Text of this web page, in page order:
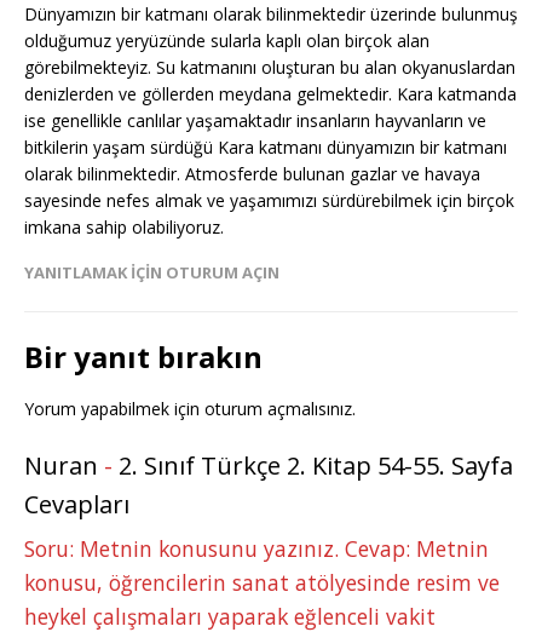
Dünyamızın bir katmanı olarak bilinmektedir üzerinde bulunmuş
olduğumuz yeryüzünde sularla kaplı olan birçok alan
görebilmekteyiz. Su katmanını oluşturan bu alan okyanuslardan
denizlerden ve göllerden meydana gelmektedir. Kara katmanda
ise genellikle canlılar yaşamaktadır insanların hayvanların ve
bitkilerin yaşam sürdüğü Kara katmanı dünyamızın bir katmanı
olarak bilinmektedir. Atmosferde bulunan gazlar ve havaya
sayesinde nefes almak ve yaşamımızı sürdürebilmek için birçok
imkana sahip olabiliyoruz.
YANITLAMAK IÇIN OTURUM AÇIN
Bir yanıt bırakın
Yorum yapabilmek için oturum açmalısınız.
Nuran - 2. Sınıf Türkçe 2. Kitap 54-55. Sayfa
Cevapları
Soru: Metnin konusunu yazınız. Cevap: Metnin
konusu, öğrencilerin sanat atölyesinde resim ve
heykel çalışmaları yaparak eğlenceli vakit